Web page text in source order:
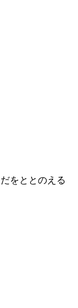
をととのえる